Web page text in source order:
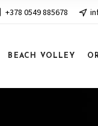
+378 0549 885678
BEACH VOLLEY